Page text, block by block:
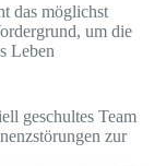
das möglichst
um die
Leben
geschultes Team
zur